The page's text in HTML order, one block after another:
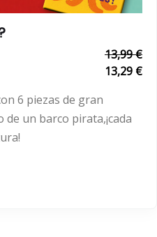
13,99 €
13,29 €
6 piezas de gran
un barco pirata,¡cada